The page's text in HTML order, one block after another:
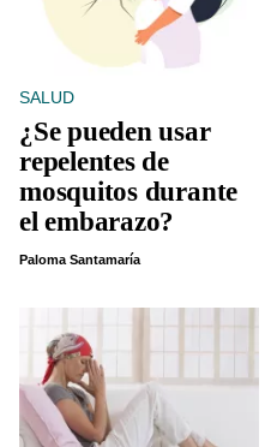
SALUD
¿Se pueden usar
repelentes de
mosquitos durante
el embarazo?
Paloma Santamaría